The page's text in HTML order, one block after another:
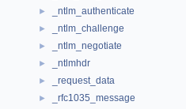
► _ntlm_authenticate
► _ntlm_challenge
► _ntlm_negotiate
► _ntlmhdr
► _request_data
► _rfc1035_message